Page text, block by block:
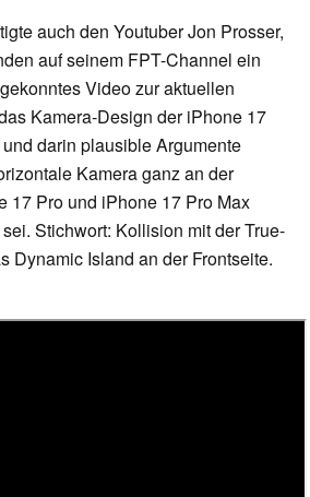
auch den Youtuber Jon Prosser,
auf seinem FPT-Channel ein
Video zur aktuellen
Kamera-Design der iPhone 17
darin plausible Argumente
Kamera ganz an der
17 Pro und iPhone 17 Pro Max
Stichwort: Kollision mit der True-
Dynamic Island an der Frontseite.